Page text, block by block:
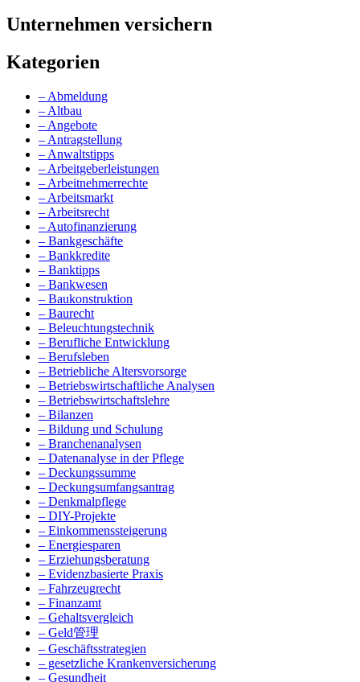
Unternehmen versichern
Kategorien
– Abmeldung
– Altbau
– Angebote
– Antragstellung
– Anwaltstipps
– Arbeitgeberleistungen
– Arbeitnehmerrechte
– Arbeitsmarkt
– Arbeitsrecht
– Autofinanzierung
– Bankgeschäfte
– Bankkredite
– Banktipps
– Bankwesen
– Baukonstruktion
– Baurecht
– Beleuchtungstechnik
– Berufliche Entwicklung
– Berufsleben
– Betriebliche Altersvorsorge
– Betriebswirtschaftliche Analysen
– Betriebswirtschaftslehre
– Bilanzen
– Bildung und Schulung
– Branchenanalysen
– Datenanalyse in der Pflege
– Deckungssumme
– Deckungsumfangsantrag
– Denkmalpflege
– DIY-Projekte
– Einkommenssteigerung
– Energiesparen
– Erziehungsberatung
– Evidenzbasierte Praxis
– Fahrzeugrecht
– Finanzamt
– Gehaltsvergleich
– Geld管理
– Geschäftsstrategien
– gesetzliche Krankenversicherung
– Gesundheit